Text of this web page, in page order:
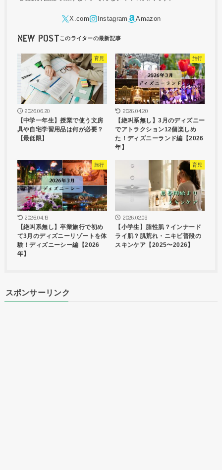
NEW POST
育児
2026.06.20
【中学一年生】授業で使う文房
具や自宅学習用品は何が必要？
【最低限】
旅行
2026.04.20
【絶叫系無し】3月のディズニー
でアトラクション12個楽しめ
た！ディズニーランド編【2026
年】
旅行
2026.04.19
【絶叫系無し】卒業旅行で初め
て3月のディズニーリゾートを体
験！ディズニーシー編【2026
年】
育児
2026.02.08
【小学生】脂性肌？インナード
ライ肌？肌荒れ・ニキビ普段の
スキンケア【2025〜2026】
スポンサーリンク